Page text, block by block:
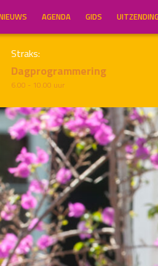
AGENDA GIDS
Straks:
Dagprogrammering
6.00 - 10.00 uur